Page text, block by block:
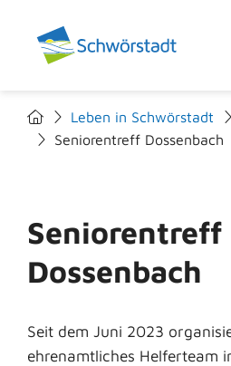
Leben in Schwörstadt
Seniorentreff Dossenbach
Seniorentreff
Dossenbach
Seit dem Juni 2023
ehrenamtliches Helferteam